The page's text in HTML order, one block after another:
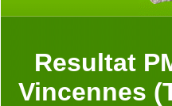
Resultat
Vincennes